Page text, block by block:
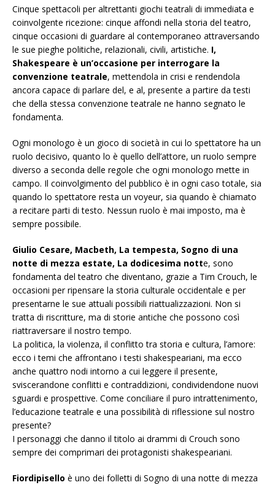
Cinque spettacoli per altrettanti giochi teatrali di immediata e
coinvolgente ricezione: cinque affondi nella storia del teatro,
cinque occasioni di guardare al contemporaneo attraversando
le sue pieghe politiche, relazionali, civili, artistiche. I,
Shakespeare è un’occasione per interrogare la
convenzione teatrale, mettendola in crisi e rendendola
ancora capace di parlare del, e al, presente a partire da testi
che della stessa convenzione teatrale ne hanno segnato le
fondamenta.
Ogni monologo è un gioco di società in cui lo spettatore ha un
ruolo decisivo, quanto lo è quello dell’attore, un ruolo sempre
diverso a seconda delle regole che ogni monologo mette in
campo. Il coinvolgimento del pubblico è in ogni caso totale, sia
quando lo spettatore resta un voyeur, sia quando è chiamato
a recitare parti di testo. Nessun ruolo è mai imposto, ma è
sempre possibile.
Giulio Cesare, Macbeth, La tempesta, Sogno di una
notte di mezza estate, La dodicesima notte, sono
fondamenta del teatro che diventano, grazie a Tim Crouch, le
occasioni per ripensare la storia culturale occidentale e per
presentarne le sue attuali possibili riattualizzazioni. Non si
tratta di riscritture, ma di storie antiche che possono così
riattraversare il nostro tempo.
La politica, la violenza, il conflitto tra storia e cultura, l’amore:
ecco i temi che affrontano i testi shakespeariani, ma ecco
anche quattro nodi intorno a cui leggere il presente,
sviscerandone conflitti e contraddizioni, condividendone nuovi
sguardi e prospettive. Come conciliare il puro intrattenimento,
l’educazione teatrale e una possibilità di riflessione sul nostro
presente?
I personaggi che danno il titolo ai drammi di Crouch sono
sempre dei comprimari dei protagonisti shakespeariani.
Fiordipisello è uno dei folletti di Sogno di una notte di mezza